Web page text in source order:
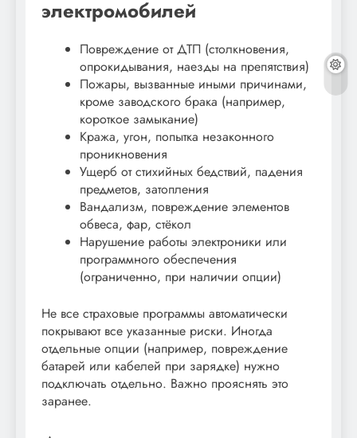
электромобилей
Повреждение от ДТП (столкновения,
опрокидывания, наезды на препятствия)
Пожары, вызванные иными причинами,
кроме заводского брака (например,
короткое замыкание)
Кража, угон, попытка незаконного
проникновения
Ущерб от стихийных бедствий, падения
предметов, затопления
Вандализм, повреждение элементов
обвеса, фар, стёкол
Нарушение работы электроники или
программного обеспечения
(ограниченно, при наличии опции)
Не все страховые программы автоматически
покрывают все указанные риски. Иногда
отдельные опции (например, повреждение
батарей или кабелей при зарядке) нужно
подключать отдельно. Важно прояснять это
заранее.